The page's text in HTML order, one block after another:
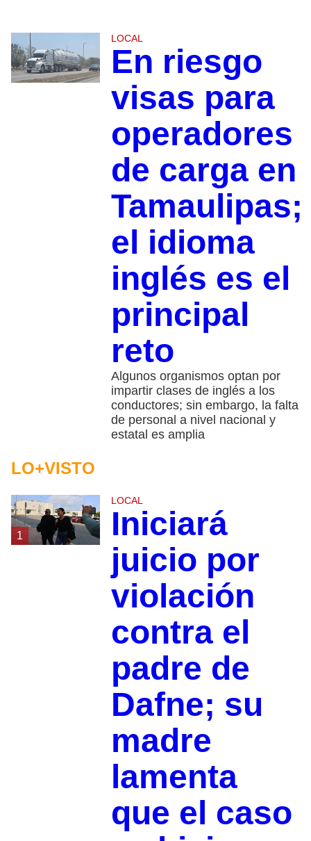
LOCAL
En riesgo
visas para
operadores
de carga en
Tamaulipas;
el idioma
inglés es el
principal
reto
Algunos organismos optan por
impartir clases de inglés a los
conductores; sin embargo, la falta
de personal a nivel nacional y
estatal es amplia
LO+VISTO
1
LOCAL
Iniciará
juicio por
violación
contra el
padre de
Dafne; su
madre
lamenta
que el caso